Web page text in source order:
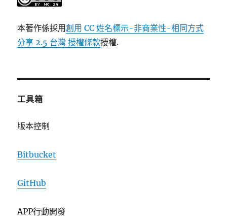
本著作係採用創用 CC 姓名標示-非商業性-相同方式
分享 2.5 台灣 授權條款授權.
工具箱
版本控制
Bitbucket
GitHub
APP行動開發